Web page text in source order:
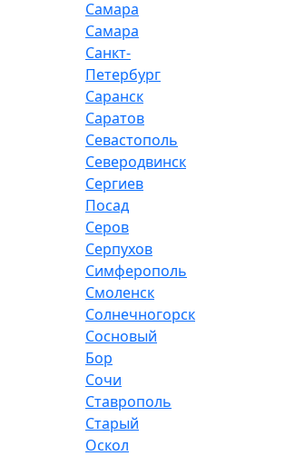
Самара
Самара
Санкт-
Петербург
Саранск
Саратов
Севастополь
Северодвинск
Сергиев
Посад
Серов
Серпухов
Симферополь
Смоленск
Солнечногорск
Сосновый
Бор
Сочи
Ставрополь
Старый
Оскол